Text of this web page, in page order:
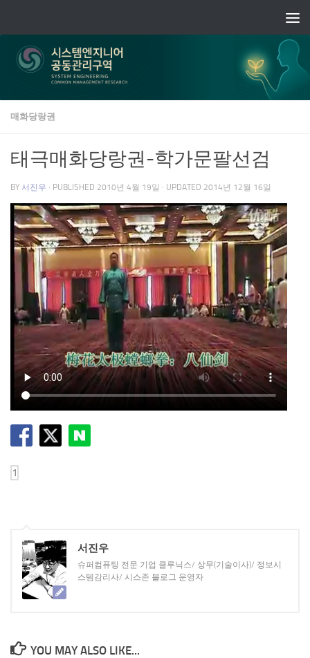
매화당랑권
태극매화당랑권-학가문팔선검
BY 서진우 · PUBLISHED 2010년 4월 19일 · UPDATED 2014년 12월 16일
서진우
슈퍼컴퓨팅 전문 기업 클루닉스/ 상무(기술이사)/ 정보시
스템감리사/ 시스존 블로그 운영자
YOU MAY ALSO LIKE...